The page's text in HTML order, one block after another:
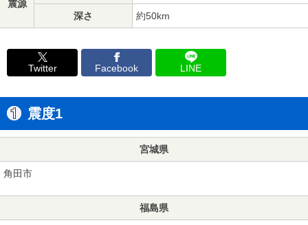
震源
深さ 約50km
Twitter Facebook LINE
震度1
宮城県
角田市
福島県